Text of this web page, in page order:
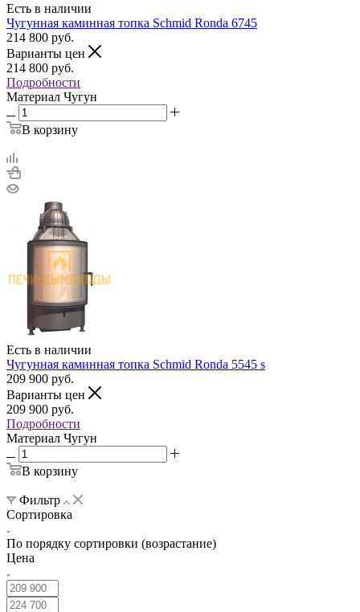
Есть в наличии
Чугунная каминная топка Schmid Ronda 6745
214 800 руб.
Варианты цен
214 800 руб.
Подробности
Материал Чугун
В корзину
Есть в наличии
Чугунная каминная топка Schmid Ronda 5545 s
209 900 руб.
Варианты цен
209 900 руб.
Подробности
Материал Чугун
В корзину
Фильтр
Сортировка
По порядку сортировки (возрастание)
Цена